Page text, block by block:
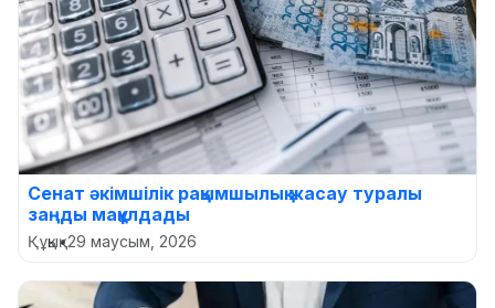
Сенат әкімшілік рақымшылық жасау туралы
заңды мақұлдады
Құқық•29 маусым, 2026